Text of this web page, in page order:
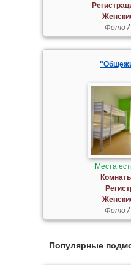
Фото/
Места
Фото/
Популярные